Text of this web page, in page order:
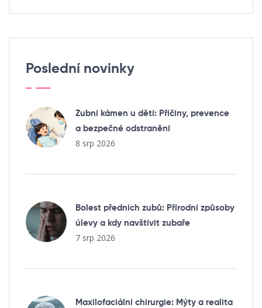
Poslední novinky
Zubní kámen u dětí: Příčiny, prevence
a bezpečné odstranění
8 srp 2026
Bolest předních zubů: Přírodní způsoby
úlevy a kdy navštívit zubaře
7 srp 2026
Maxilofaciální chirurgie: Mýty a realita